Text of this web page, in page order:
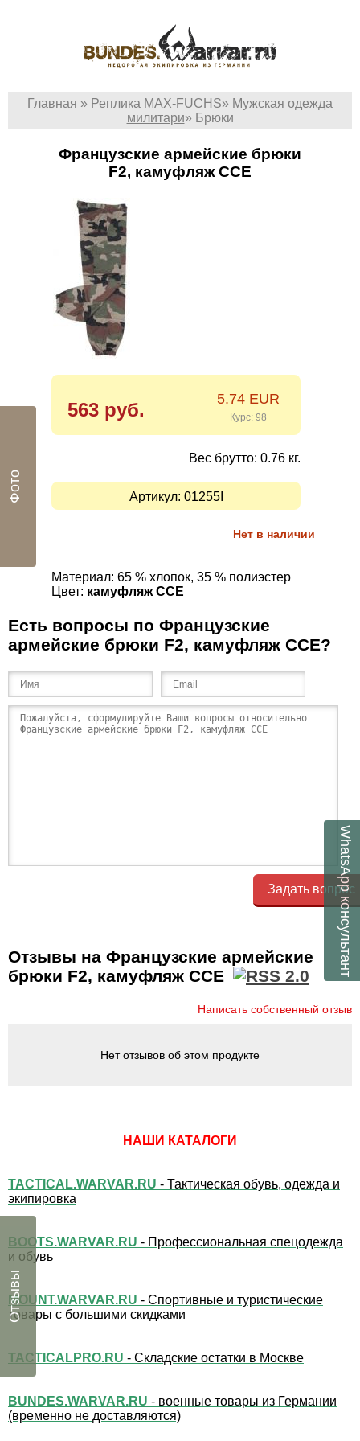
Главная » Реплика MAX-FUCHS» Мужская одежда
милитари» Брюки
Французские армейские брюки
F2, камуфляж CCE
563 руб. 5.74 EUR
Курс: 98
Вес брутто: 0.76 кг.
Артикул: 01255I
Нет в наличии
Материал: 65 % хлопок, 35 % полиэстер
Цвет: камуфляж CCE
Есть вопросы по Французские
армейские брюки F2, камуфляж CCE?
Задать вопрос
Отзывы на Французские армейские
брюки F2, камуфляж CCE
Написать собственный отзыв
Нет отзывов об этом продукте
НАШИ КАТАЛОГИ
TACTICAL.WARVAR.RU - Тактическая обувь, одежда и
экипировка
BOOTS.WARVAR.RU - Профессиональная спецодежда
и обувь
MOUNT.WARVAR.RU - Спортивные и туристические
товары с большими скидками
TACTICALPRO.RU - Складские остатки в Москве
BUNDES.WARVAR.RU - военные товары из Германии
(временно не доставляются)
WhatsApp
консультант
Фото
Отзывы